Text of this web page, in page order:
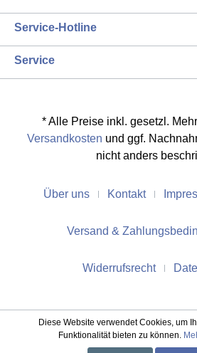
Service-Hotline
Service
* Alle Preise inkl. gesetzl.
Versandkosten und ggf.
nicht anders
Über uns Kontakt
Versand &
Widerrufsrecht
Diese Website verwendet Cookies, um
Funktionalität bieten zu können.